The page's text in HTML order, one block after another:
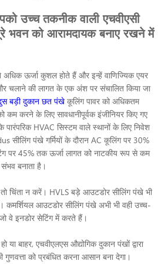
उच्च तकनीक वाली एचवीएसी
भवन को आरामदायक बनाए रखने में
ऊर्जा कुशल होते हैं और इन्हें वाणिज्यिक एयर
चलाने की लागत के एक अंश पर संचालित किया जा
बड़ी दुकान छत पंखेकूलिंग पावर को अधिकतम
करने के लिए सावधानीपूर्वक इंजीनियर किए गए
HVAC सिस्टम वाले स्थानों के लिए निवेश
सीलिंग पंखे गर्मियों के दौरान AC कूलिंग पर 30%
पर 45% तक ऊर्जा लागत को नाटकीय रूप से कम
बनाता है।
चिंता न करें। HVLS बड़े आउटडोर सीलिंग पंखे भी
आउटडोर सीलिंग पंखे अभी भी वही उच्च-
वे इनडोर सेटिंग में करते हैं।
बाहर, एचवीएलएस औद्योगिक दुकान पंखों द्वारा
को प्रबंधित करना आसान बना देगा।